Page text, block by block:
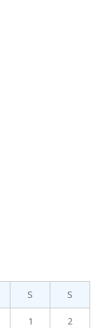
S S
1 2